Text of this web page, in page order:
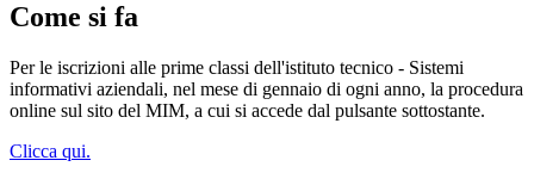
Come si fa
Per le iscrizioni alle prime classi dell'istituto tecnico - Sistemi
informativi aziendali, nel mese di gennaio di ogni anno, la procedura
online sul sito del MIM, a cui si accede dal pulsante sottostante.
Clicca qui.